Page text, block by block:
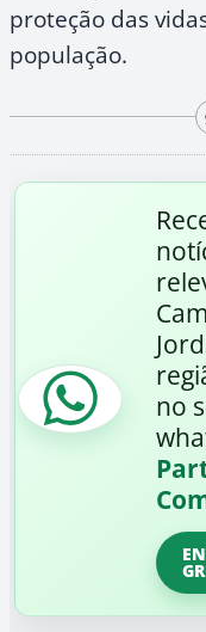
proteção das
população.
no